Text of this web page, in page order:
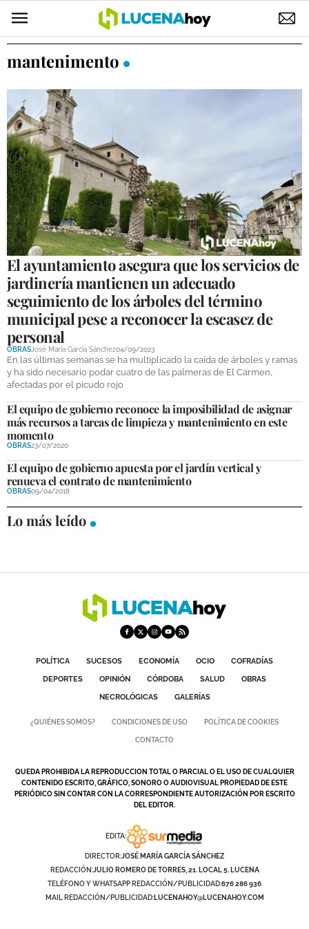
POLÍTICA
ELECCIONES
SUCESOS
ECONOMÍA
DESARROLLO LOCAL
LUCENA EMPRESAS
OCIO
COFRADÍAS
DEPORTES
COMPETICIONES
DEPORTE BASE
OPINIÓN
VENTANA CIUDADANA
CÓRDOBA
PROVINCIA
SUBBÉTICA HOY
NECROLÓGICAS
mantenimento
El ayuntamiento asegura que los servicios de
jardinería mantienen un adecuado
seguimiento de los árboles del término
municipal pese a reconocer la escasez de
personal
OBRAS José María García Sánchez04/09/2023
En las últimas semanas se ha multiplicado la caída de árboles y ramas
y ha sido necesario podar cuatro de las palmeras de El Carmen,
afectadas por el picudo rojo
El equipo de gobierno reconoce la imposibilidad de asignar
más recursos a tareas de limpieza y mantenimiento en este
momento
OBRAS23/07/2020
El equipo de gobierno apuesta por el jardín vertical y
renueva el contrato de mantenimiento
OBRAS09/04/2018
Lo más leído
POLÍTICA SUCESOS ECONOMÍA OCIO
COFRADÍAS
DEPORTES
OPINIÓN CÓRDOBA SALUD
OBRAS
NECROLÓGICAS
GALERÍAS
¿QUIÉNES SOMOS? CONDICIONES DE USO POLÍTICA DE COOKIES
CONTACTO
QUEDA PROHIBIDA LA REPRODUCCION TOTAL O PARCIAL O EL USO DE CUALQUIER
CONTENIDO ESCRITO, GRÁFICO, SONORO O AUDIOVISUAL PROPIEDAD DE ESTE
PERIÓDICO SIN CONTAR CON LA CORRESPONDIENTE AUTORIZACIÓN POR ESCRITO
DEL EDITOR.
EDITA:
DIRECTOR:JOSÉ MARÍA GARCÍA SÁNCHEZ
REDACCIÓN:JULIO ROMERO DE TORRES, 21. LOCAL 5. LUCENA
TELÉFONO Y WHATSAPP REDACCIÓN/PUBLICIDAD:676 286 936
MAIL REDACCIÓN/PUBLICIDAD:LUCENAHOY@LUCENAHOY.COM